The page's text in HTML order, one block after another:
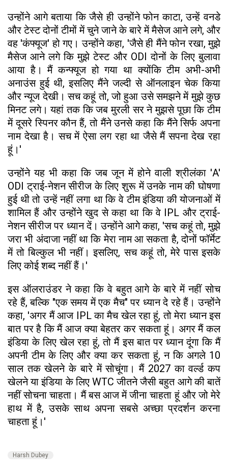
उन्होंने आगे बताया कि जैसे ही उन्होंने फोन काटा, उन्हें वनडे
और टेस्ट दोनों टीमों में चुने जाने के बारे में मैसेज आने लगे, और
वह 'कंफ्यूज' हो गए। उन्होंने कहा, 'जैसे ही मैंने फोन रखा, मुझे
मैसेज आने लगे कि मुझे टेस्ट और ODI दोनों के लिए बुलावा
आया है। मैं कन्फ्यूज हो गया था क्योंकि टीम अभी-अभी
अनाउंस हुई थी, इसलिए मैंने जल्दी से ऑनलाइन चेक किया
और न्यूज देखी। सच कहूं तो, जो हुआ उसे समझने में मुझे कुछ
मिनट लगे। यहां तक कि जब मुरली सर ने मुझसे पूछा कि टीम
में दूसरे स्पिनर कौन हैं, तो मैंने उनसे कहा कि मैंने सिर्फ अपना
नाम देखा है। सच में ऐसा लग रहा था जैसे मैं सपना देख रहा
हूं।'
उन्होंने यह भी कहा कि जब जून में होने वाली श्रीलंका 'A'
ODI ट्राई-नेशन सीरीज के लिए शुरू में उनके नाम की घोषणा
हुई थी तो उन्हें नहीं लगा था कि वे टीम इंडिया की योजनाओं में
शामिल हैं और उन्होंने खुद से कहा था कि वे IPL और ट्राई-
नेशन सीरीज पर ध्यान दें। उन्होंने आगे कहा, 'सच कहूं तो, मुझे
जरा भी अंदाजा नहीं था कि मेरा नाम आ सकता है, दोनों फॉर्मेट
में तो बिल्कुल भी नहीं। इसलिए, सच कहूं तो, मेरे पास इसके
लिए कोई शब्द नहीं हैं।'
इस ऑलराउंडर ने कहा कि वे बहुत आगे के बारे में नहीं सोच
रहे हैं, बल्कि "एक समय में एक मैच" पर ध्यान दे रहे हैं। उन्होंने
कहा, 'अगर मैं आज IPL का मैच खेल रहा हूं, तो मेरा ध्यान इस
बात पर है कि मैं आज क्या बेहतर कर सकता हूं। अगर मैं कल
इंडिया के लिए खेल रहा हूं, तो मैं इस बात पर ध्यान दूंगा कि मैं
अपनी टीम के लिए और क्या कर सकता हूं, न कि अगले 10
साल तक खेलने के बारे में सोचूंगा। मैं 2027 का वर्ल्ड कप
खेलने या इंडिया के लिए WTC जीतने जैसी बहुत आगे की बातें
नहीं सोचना चाहता। मैं बस आज में जीना चाहता हूं और जो मेरे
हाथ में है, उसके साथ अपना सबसे अच्छा प्रदर्शन करना
चाहता हूं।'
Harsh Dubey